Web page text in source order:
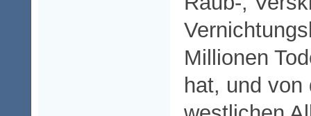
Millionen
hat, und von